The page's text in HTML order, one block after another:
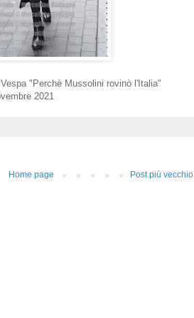
"Perchè Mussolini rovinò l'Italia"
2021
Post più vecchio
Home page